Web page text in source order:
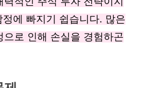
에 빠지기 쉽습니다. 많은
로 인해 손실을 경험하곤